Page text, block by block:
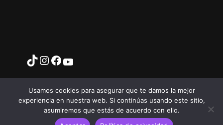
T
Usamos cookies para asegurar que te damos la mejor
experiencia en nuestra web. Si continúas usando este sitio,
asumiremos que estás de acuerdo con ello.